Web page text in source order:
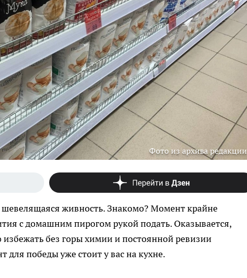
Фото из архива редакции
живность. Знакомо? Момент крайне
с домашним пирогом рукой подать. Оказывается,
без горы химии и постоянной ревизии
победы уже стоит у вас на кухне.